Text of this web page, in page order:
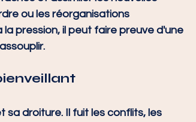
ou les réorganisations
pression, il peut faire preuve d'une
sa droiture. Il fuit les conflits, les